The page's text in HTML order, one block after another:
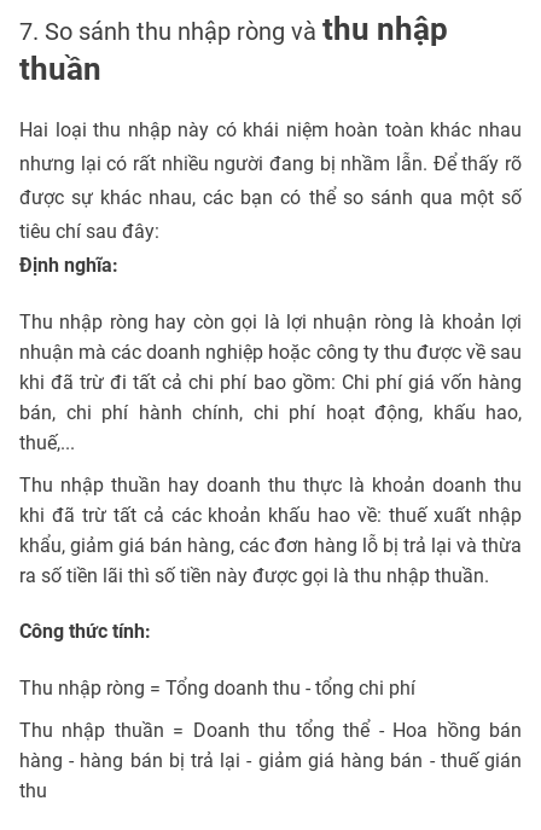
7. So sánh thu nhập ròng và thu nhập
thuần
Hai loại thu nhập này có khái niệm hoàn toàn khác nhau
nhưng lại có rất nhiều người đang bị nhầm lẫn. Để thấy rõ
được sự khác nhau, các bạn có thể so sánh qua một số
tiêu chí sau đây:
Định nghĩa:
Thu nhập ròng hay còn gọi là lợi nhuận ròng là khoản lợi
nhuận mà các doanh nghiệp hoặc công ty thu được về sau
khi đã trừ đi tất cả chi phí bao gồm: Chi phí giá vốn hàng
bán, chi phí hành chính, chi phí hoạt động, khấu hao,
thuế,...
Thu nhập thuần hay doanh thu thực là khoản doanh thu
khi đã trừ tất cả các khoản khấu hao về: thuế xuất nhập
khẩu, giảm giá bán hàng, các đơn hàng lỗ bị trả lại và thừa
ra số tiền lãi thì số tiền này được gọi là thu nhập thuần.
Công thức tính:
Thu nhập ròng = Tổng doanh thu - tổng chi phí
Thu nhập thuần = Doanh thu tổng thể - Hoa hồng bán
hàng - hàng bán bị trả lại - giảm giá hàng bán - thuế gián
thu